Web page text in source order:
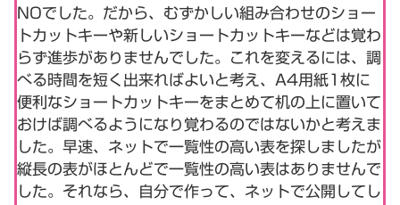
NOでした。だから、むずかしい組み合わせのショー
トカットキーや新しいショートカットキーなどは覚わ
らず進歩がありませんでした。これを変えるには、調
べる時間を短く出来ればよいと考え、A4用紙1枚に
便利なショートカットキーをまとめて机の上に置いて
おけば調べるようになり覚わるのではないかと考えま
した。早速、ネットで一覧性の高い表を探しましたが
縦長の表がほとんどで一覧性の高い表はありませんで
した。それなら、自分で作って、ネットで公開してし